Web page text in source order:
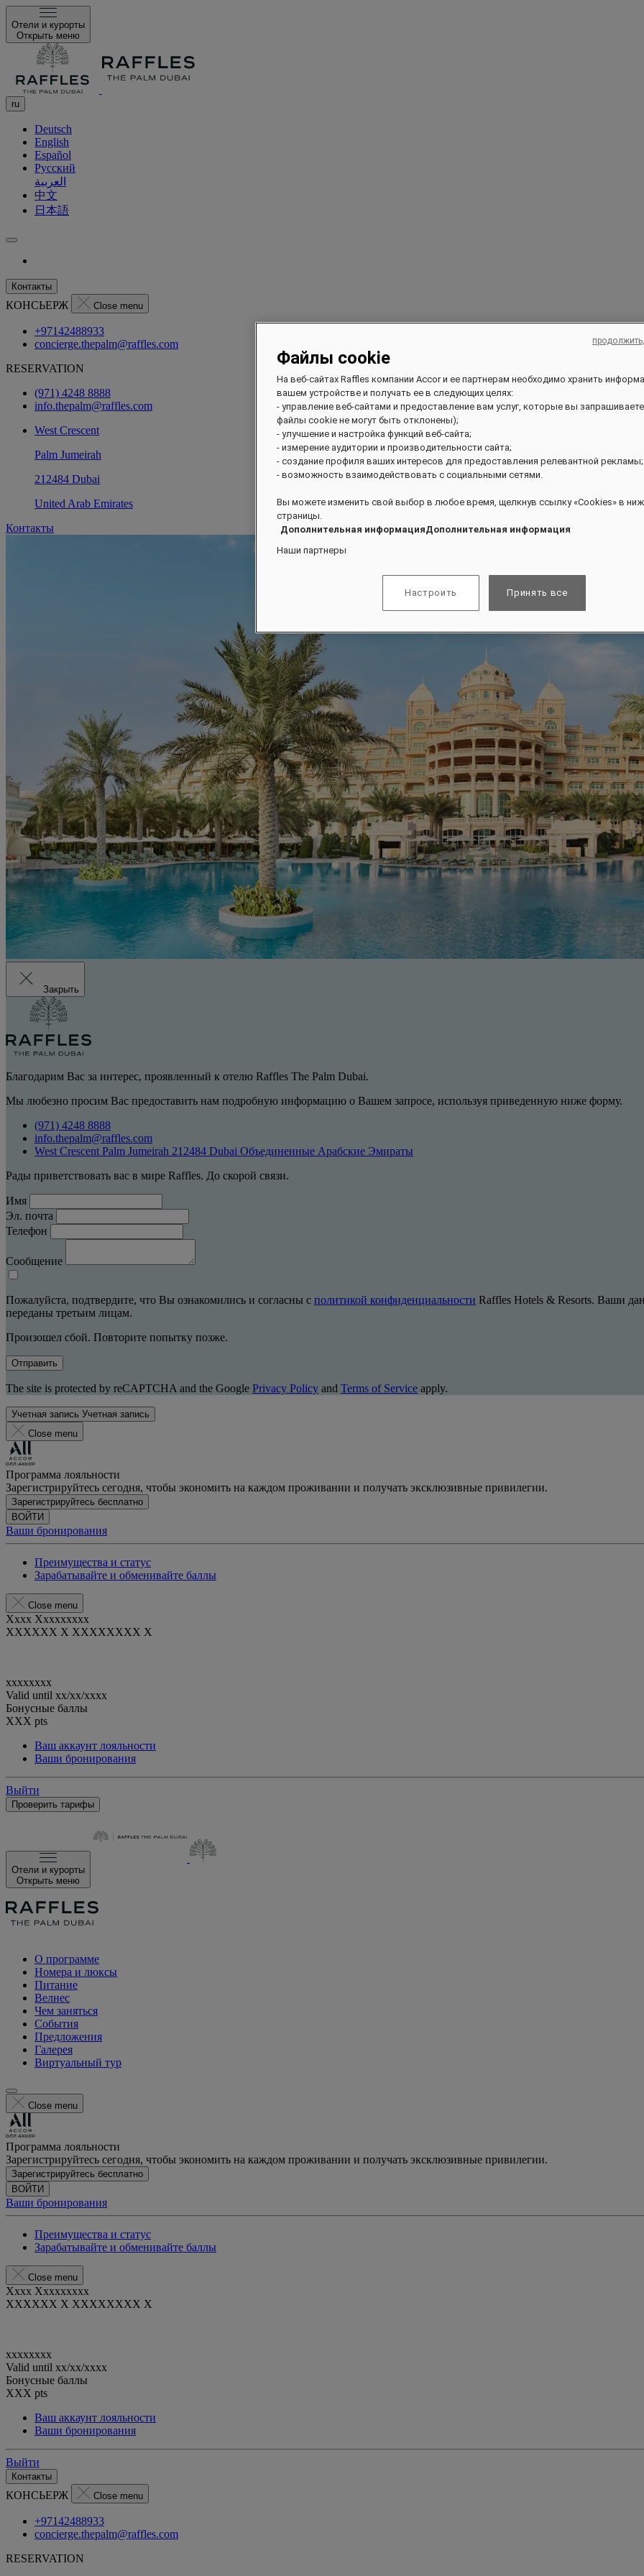
Отели и курорты
Открыть меню
ru
Deutsch
English
Español
Русский
العربية
中文
日本語
Контакты
КОНСЬЕРЖ Close menu
+97142488933
concierge.thepalm@raffles.com
RESERVATION
(971) 4248 8888
info.thepalm@raffles.com
West Crescent
Palm Jumeirah
212484 Dubai
United Arab Emirates
Контакты
Закрыть
Благодарим Вас за интерес, проявленный к отелю Raffles The Palm Dubai.
Мы любезно просим Вас предоставить нам подробную информацию о Вашем запросе, используя приведенную ниже форму.
(971) 4248 8888
info.thepalm@raffles.com
West Crescent Palm Jumeirah 212484 Dubai Объединенные Арабские Эмираты
Рады приветствовать вас в мире Raffles. До скорой связи.
Имя
Эл. почта
Телефон
Сообщение
Пожалуйста, подтвердите, что Вы ознакомились и согласны с политикой конфиденциальности Raffles Hotels & Resorts. Ваши
переданы третьим лицам.
Произошел сбой. Повторите попытку позже.
Отправить
The site is protected by reCAPTCHA and the Google Privacy Policy and Terms of Service apply.
Учетная запись Учетная запись
Close menu
Программа лояльности
Зарегистрируйтесь сегодня, чтобы экономить на каждом проживании и получать эксклюзивные привилегии.
Зарегистрируйтесь бесплатно
ВОЙТИ
Ваши бронирования
Преимущества и статус
Зарабатывайте и обменивайте баллы
Close menu
Xxxx Xxxxxxxxx
XXXXXX X XXXXXXXX X
xxxxxxxx
Valid until xx/xx/xxxx
Бонусные баллы
XXX pts
Ваш аккаунт лояльности
Ваши бронирования
Выйти
Проверить тарифы
Отели и курорты
Открыть меню
О программе
Номера и люксы
Питание
Велнес
Чем заняться
События
Предложения
Галерея
Виртуальный тур
Close menu
Программа лояльности
Зарегистрируйтесь сегодня, чтобы экономить на каждом проживании и получать эксклюзивные привилегии.
Зарегистрируйтесь бесплатно
ВОЙТИ
Ваши бронирования
Преимущества и статус
Зарабатывайте и обменивайте баллы
Close menu
Xxxx Xxxxxxxxx
XXXXXX X XXXXXXXX X
xxxxxxxx
Valid until xx/xx/xxxx
Бонусные баллы
XXX pts
Ваш аккаунт лояльности
Ваши бронирования
Выйти
Контакты
КОНСЬЕРЖ Close menu
+97142488933
concierge.thepalm@raffles.com
RESERVATION
Файлы cookie
На веб-сайтах Raffles компании Accor и ее партнерам необходимо хранить
вашем устройстве и получать ее в следующих целях:
- управление веб-сайтами и предоставление вам услуг, которые вы
файлы cookie не могут быть отклонены);
- улучшение и настройка функций веб-сайта;
- измерение аудитории и производительности сайта;
- создание профиля ваших интересов для предоставления релевантной рекламы;
- возможность взаимодействовать с социальными сетями.
Вы можете изменить свой выбор в любое время, щелкнув ссылку «Cookies» в
страницы.
Дополнительная информацияДополнительная информация
Наши партнеры
Настроить Принять все